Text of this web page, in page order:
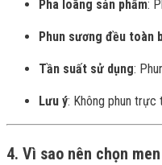
Pha loãng sản phẩm:
Phun sương đều toàn
Tần suất sử dụng:
Lưu ý: Không phun trực
4. Vì sao nên chọn